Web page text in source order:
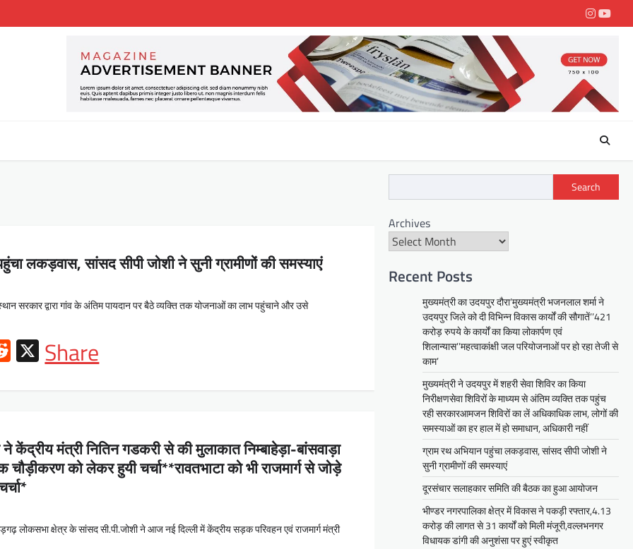
लकड़वास, सांसद सीपी जोशी ने सुनी ग्रामीणों की समस्याएं
सरकार द्वारा गांव के अंतिम पायदान पर बैठे व्यक्ति तक योजनाओं का लाभ पहुंचाने और उसे
Reddit
X
Share
केंद्रीय मंत्री नितिन गडकरी से की मुलाकात निम्बाहेड़ा-बांसवाड़ा
चौड़ीकरण को लेकर हुयी चर्चा**रावतभाटा को भी राजमार्ग से जोड़े
लोकसभा क्षेत्र के सांसद सी.पी.जोशी ने आज नई दिल्ली में केंद्रीय सड़क परिवहन एवं राजमार्ग मंत्री
Search
Archives
Recent Posts
मुख्यमंत्री का उदयपुर दौरा’मुख्यमंत्री भजनलाल शर्मा ने
उदयपुर जिले को दी विभिन्न विकास कार्यों की सौगातें’’421
करोड़ रुपये के कार्यों का किया लोकार्पण एवं
शिलान्यास’’महत्वाकांक्षी जल परियोजनाओं पर हो रहा तेजी से
काम’
मुख्यमंत्री ने उदयपुर में शहरी सेवा शिविर का किया
निरीक्षणसेवा शिविरों के माध्यम से अंतिम व्यक्ति तक पहुंच
रही सरकारआमजन शिविरों का लें अधिकाधिक लाभ, लोगों की
समस्याओं का हर हाल में हो समाधान, अधिकारी नहीं
ग्राम रथ अभियान पहुंचा लकड़वास, सांसद सीपी जोशी ने
सुनी ग्रामीणों की समस्याएं
दूरसंचार सलाहकार समिति की बैठक का हुआ आयोजन
भीण्डर नगरपालिका क्षेत्र में विकास ने पकड़ी रफ्तार,4.13
करोड़ की लागत से 31 कार्यों को मिली मंजूरी,वल्लभनगर
विधायक डांगी की अनुशंसा पर हुएं स्वीकृत